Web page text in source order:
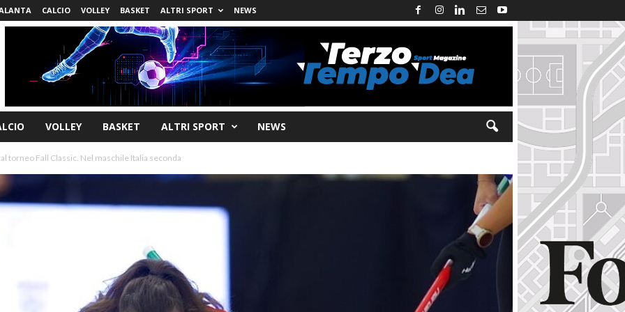
CALCIO VOLLEY BASKET ALTRI SPORT NEWS
VOLLEY BASKET ALTRI SPORT NEWS
torneo Fall Classic. Nel maschile Italia seconda